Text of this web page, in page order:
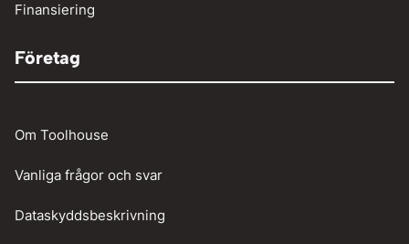
Finansiering
Företag
Om Toolhouse
Vanliga frågor och svar
Dataskyddsbeskrivning